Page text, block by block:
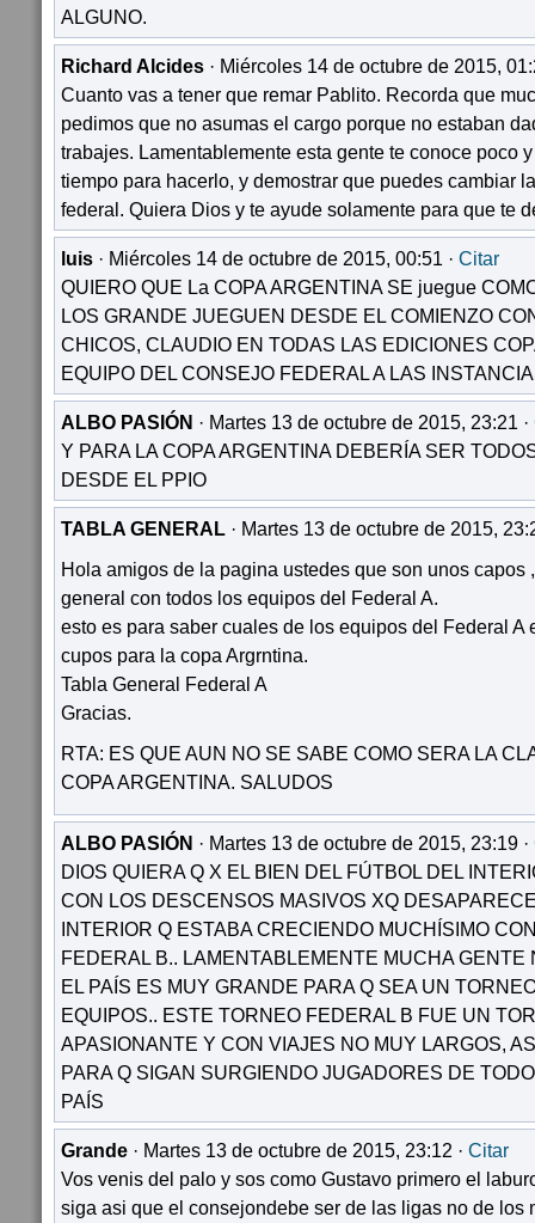
ALGUNO.
Richard Alcides · Miércoles 14 de octubre de 2015,
Cuanto vas a tener que remar Pablito. Recorda que
pedimos que no asumas el cargo porque no estaban
trabajes. Lamentablemente esta gente te conoce poco
tiempo para hacerlo, y demostrar que puedes cambiar
federal. Quiera Dios y te ayude solamente para que te
luis · Miércoles 14 de octubre de 2015, 00:51 · Citar
QUIERO QUE La COPA ARGENTINA SE juegue
LOS GRANDE JUEGUEN DESDE EL COMIENZO
CHICOS, CLAUDIO EN TODAS LAS EDICIONES
EQUIPO DEL CONSEJO FEDERAL A LAS
ALBO PASIÓN · Martes 13 de octubre de 2015, 23:21 ·
Y PARA LA COPA ARGENTINA DEBERÍA SER
DESDE EL PPIO
TABLA GENERAL · Martes 13 de octubre de 2015,
Hola amigos de la pagina ustedes que son unos capos
general con todos los equipos del Federal A.
esto es para saber cuales de los equipos del Federal A
cupos para la copa Argrntina.
Tabla General Federal A
Gracias.
RTA: ES QUE AUN NO SE SABE COMO SERA LA
COPA ARGENTINA. SALUDOS
ALBO PASIÓN · Martes 13 de octubre de 2015, 23:19 ·
DIOS QUIERA Q X EL BIEN DEL FÚTBOL DEL
CON LOS DESCENSOS MASIVOS XQ
INTERIOR Q ESTABA CRECIENDO MUCHÍSIMO
FEDERAL B.. LAMENTABLEMENTE MUCHA GENTE
EL PAÍS ES MUY GRANDE PARA Q SEA UN
EQUIPOS.. ESTE TORNEO FEDERAL B FUE UN
APASIONANTE Y CON VIAJES NO MUY LARGOS,
PARA Q SIGAN SURGIENDO JUGADORES DE
PAÍS
Grande · Martes 13 de octubre de 2015, 23:12 · Citar
Vos venis del palo y sos como Gustavo primero el
siga asi que el consejondebe ser de las ligas no de los